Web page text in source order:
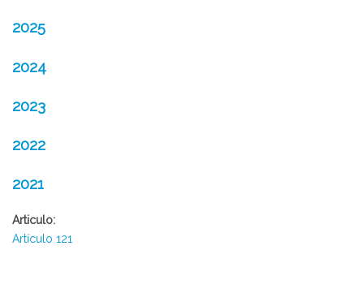
2025
2024
2023
2022
2021
Articulo:
Artículo 121